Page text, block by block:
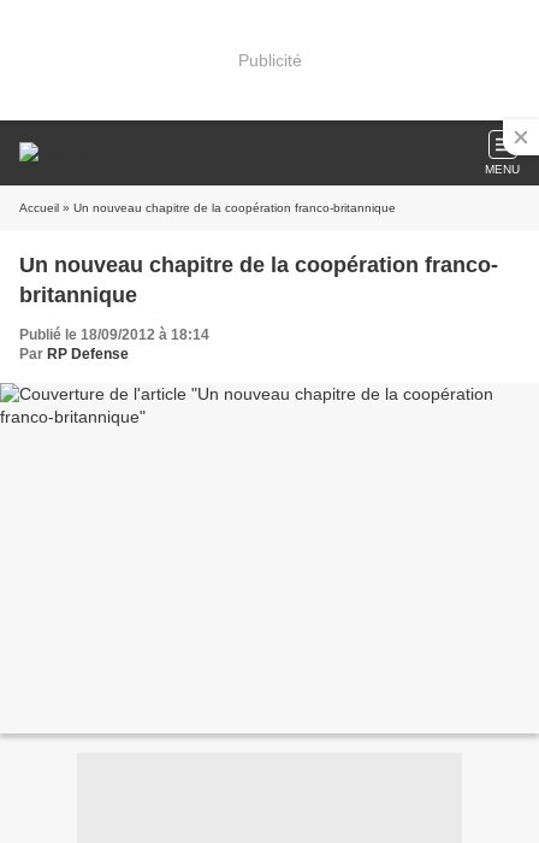
Publicité
MENU
Accueil » Un nouveau chapitre de la coopération franco-britannique
Un nouveau chapitre de la coopération franco-
britannique
Publié le 18/09/2012 à 18:14
Par RP Defense